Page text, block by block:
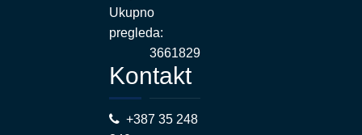
Ukupno
pregleda:
3661829
Kontakt
+387 35 248